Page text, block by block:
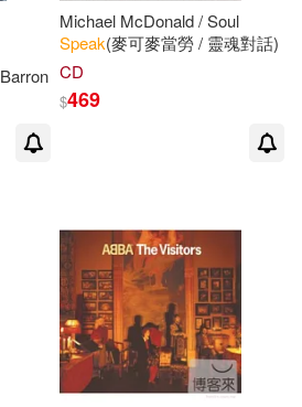
滾石(1)
Barron
Michael McDonald / Soul
Speak(麥可麥當勞 / 靈魂對話)
CD
$469